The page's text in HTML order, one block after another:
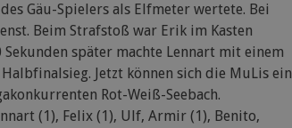
Gäu-Spielers als Elfmeter wertete. Bei
Beim Strafstoß war Erik im Kasten
später machte Lennart mit einem
Jetzt können sich die MuLis ein
Rot-Weiß-Seebach.
(1), Felix (1), Ulf, Armir (1), Benito,